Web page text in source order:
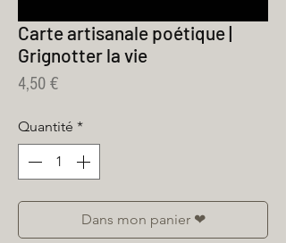
Carte artisanale poétique |
Grignotter la vie
4,50 €Prix
Quantité *
Dans mon panier ❤